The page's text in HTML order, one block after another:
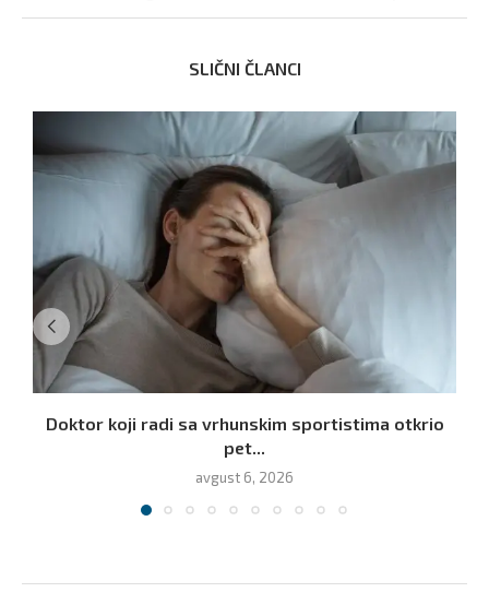
SLIČNI ČLANCI
Doktor koji radi sa vrhunskim sportistima otkrio
pet...
avgust 6, 2026